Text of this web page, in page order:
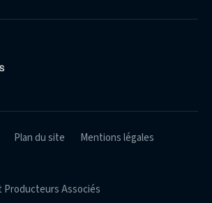
Associés
Plan du site
Mentions légales